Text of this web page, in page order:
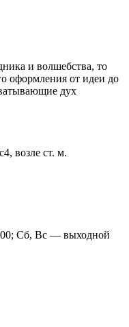
и волшебства, то
оформления от идеи до
дух
возле ст. м.
Сб, Вс — выходной